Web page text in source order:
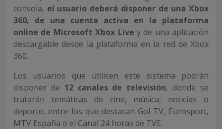
consola, el usuario deberá disponer de una Xbox
360, de una cuenta activa en la plataforma
online de Microsoft Xbox Live y de una aplicación
descargable desde la plataforma en la red de Xbox
360.
Los usuarios que utilicen este sistema podrán
disponer de 12 canales de televisión, donde se
tratarán temáticas de cine, música, noticias o
deporte, entre los que destacan Gol TV, Eurosport,
MTV España o el Canal 24 horas de TVE.